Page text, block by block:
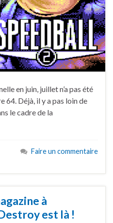
en juin, juillet n’a pas été
64. Déjà, il y a pas loin de
le cadre de la
Faire un commentaire
à
est là !